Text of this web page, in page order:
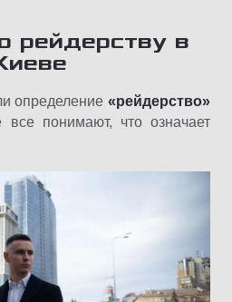
рейдерству в
определение «рейдерство»
понимают, что означает